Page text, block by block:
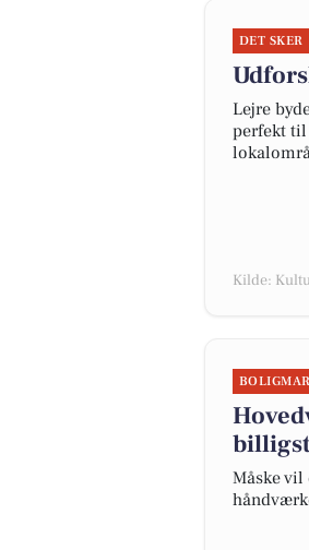
DET SKER
Lejre
perfekt til
Kilde:
Måske